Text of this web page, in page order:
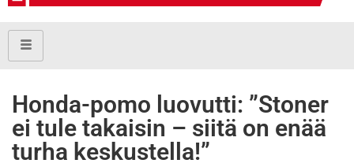
Honda-pomo luovutti: ”Stoner
ei tule takaisin – siitä on enää
turha keskustella!”